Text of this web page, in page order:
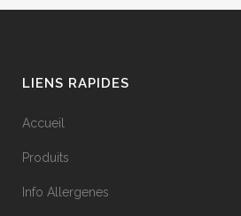
LIENS RAPIDES
Accueil
Produits
Info Allergenes